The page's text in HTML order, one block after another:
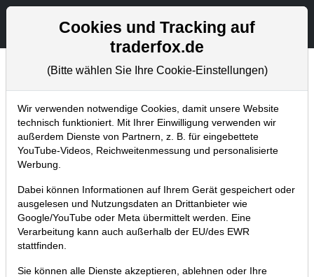
Aktien- und Artikelsuche
Chartanalysen
Home Blog Chartanalysen
Chartanalyse Amazon: da ist die
nächste Übernahme – hier schlage
ich zu!
17.09.2022 um 11:28 Uhr | P. Uhlschmied
Cookies und Tracking auf
traderfox.de
(Bitte wählen Sie Ihre Cookie-Einstellungen)
Wir verwenden notwendige Cookies, damit unsere Website
technisch funktioniert. Mit Ihrer Einwilligung verwenden wir
außerdem Dienste von Partnern, z. B. für eingebettete
YouTube-Videos, Reichweitenmessung und personalisierte
Werbung.
Dabei können Informationen auf Ihrem Gerät gespeichert oder
ausgelesen und Nutzungsdaten an Drittanbieter wie
Google/YouTube oder Meta übermittelt werden. Eine
Verarbeitung kann auch außerhalb der EU/des EWR
stattfinden.
Sie können alle Dienste akzeptieren, ablehnen oder Ihre